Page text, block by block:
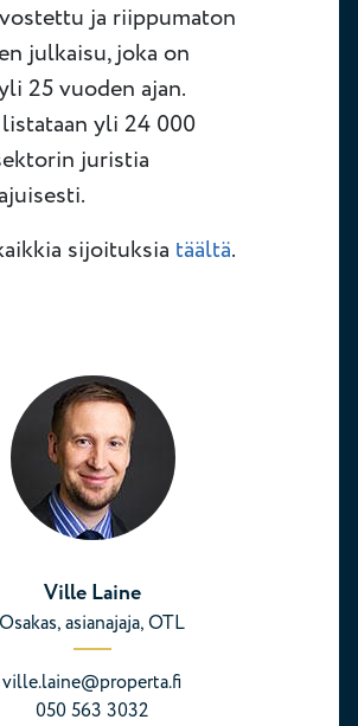
ja riippumaton
julkaisu, joka on
25 vuoden ajan.
yli 24 000
juristia
sijoituksia täältä.
Ville Laine
Osakas, asianajaja, OTL
ville.laine@properta.fi
050 563 3032